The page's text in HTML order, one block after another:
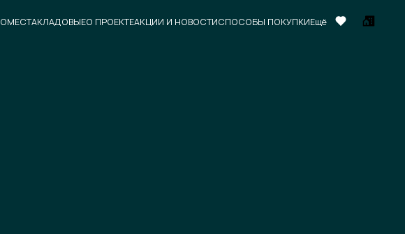
КЛАДОВЫЕО ПРОЕКТЕАКЦИИ И НОВОСТИСПОСОБЫ ПОКУПКИЕщё